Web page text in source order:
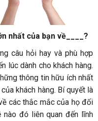
nhất của bạn về____?
câu hỏi hay và phù hợp
lúc dành cho khách hàng.
thông tin hữu ích nhất
khách hàng. Bí quyết là
các thắc mắc của họ đối
đó liên quan đến lĩnh